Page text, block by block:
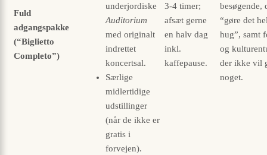
Fuld
adgangspakke
(“Biglietto
Completo”)
underjordiske
Auditorium
med originalt
indrettet
koncertsal.
Særlige
midlertidige
udstillinger
(når de ikke er
gratis i
forvejen).
3-4 timer;
afsæt gerne
en halv dag
inkl.
kaffepause.
besøgende,
“gøre det
hug”, samt
og
der ikke vil
noget.